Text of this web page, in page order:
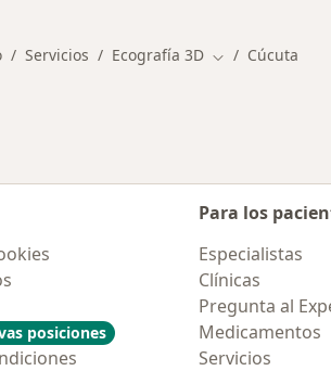
Servicios Ecografía 3D Cambiar de
Cúcuta
posiciones
Para los
Especialistas
Clínicas
Pregunta al
Medicamentos
Servicios